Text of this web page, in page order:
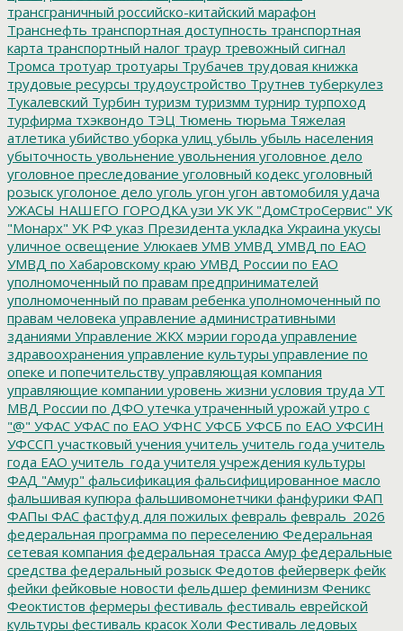
трансграничный российско-китайский марафон
Транснефть транспортная доступность транспортная
карта транспортный налог траур тревожный сигнал
Тромса тротуар тротуары Трубачев трудовая книжка
трудовые ресурсы трудоустройство Трутнев туберкулез
Тукалевский Турбин туризм туризмм турнир турпоход
турфирма тхэквондо ТЭЦ Тюмень тюрьма Тяжелая
атлетика убийство уборка улиц убыль убыль населения
убыточность увольнение увольнения уголовное дело
уголовное преследование уголовный кодекс уголовный
розыск уголоное дело уголь угон угон автомобиля удача
УЖАСЫ НАШЕГО ГОРОДКА узи УК УК "ДомСтроСервис" УК
"Монарх" УК РФ указ Президента укладка Украина укусы
уличное освещение Улюкаев УМВ УМВД УМВД по ЕАО
УМВД по Хабаровскому краю УМВД России по ЕАО
уполномоченный по правам предпринимателей
уполномоченный по правам ребенка уполномоченный по
правам человека управление административными
зданиями Управление ЖКХ мэрии города управление
здравоохранения управление культуры управление по
опеке и попечительству управляющая компания
управляющие компании уровень жизни условия труда УТ
МВД России по ДФО утечка утраченный урожай утро с
"@" УФАС УФАС по ЕАО УФНС УФСБ УФСБ по ЕАО УФСИН
УФССП участковый учения учитель учитель года учитель
года ЕАО учитель_года учителя учреждения культуры
ФАД "Амур" фальсификация фальсифицированное масло
фальшивая купюра фальшивомонетчики фанфурики ФАП
ФАПы ФАС фастфуд для пожилых февраль февраль_2026
федеральная программа по переселению Федеральная
сетевая компания федеральная трасса Амур федеральные
средства федеральный розыск Федотов фейерверк фейк
фейки фейковые новости фельдшер феминизм Феникс
Феоктистов фермеры фестиваль фестиваль еврейской
культуры фестиваль красок Холи Фестиваль ледовых